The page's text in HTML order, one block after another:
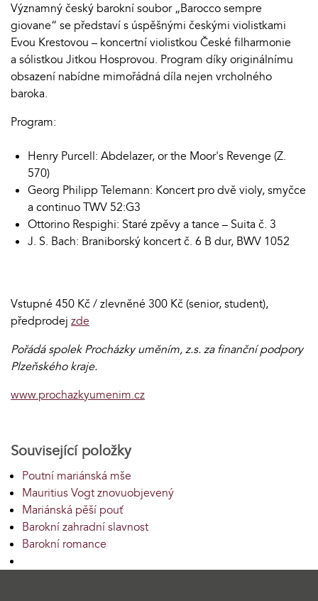
Významný český barokní soubor „Barocco sempre
giovane“ se představí s úspěšnými českými violistkami
Evou Krestovou – koncertní violistkou České filharmonie
a sólistkou Jitkou Hosprovou. Program díky originálnímu
obsazení nabídne mimořádná díla nejen vrcholného
baroka.
Program:
Henry Purcell: Abdelazer, or the Moor's Revenge (Z.
570)
Georg Philipp Telemann: Koncert pro dvě violy, smyčce
a continuo TWV 52:G3
Ottorino Respighi: Staré zpěvy a tance – Suita č. 3
J. S. Bach: Braniborský koncert č. 6 B dur, BWV 1052
Vstupné 450 Kč / zlevněné 300 Kč (senior, student),
předprodej zde
Pořádá spolek Procházky uměním, z.s. za finanční podpory
Plzeňského kraje.
www.prochazkyumenim.cz
Související položky
Poutní mariánská mše
Mauritius Vogt znovuobjevený
Mariánská pěší pouť
Barokní zahradní slavnost
Barokní romance